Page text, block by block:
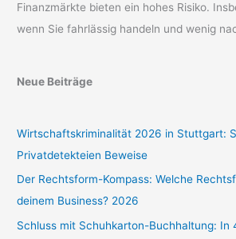
Finanzmärkte bieten ein hohes Risiko.
wenn Sie fahrlässig handeln und wenig
Neue Beiträge
Wirtschaftskriminalität 2026 in Stuttgart:
Privatdetekteien Beweise
Der Rechtsform-Kompass: Welche
deinem Business? 2026
Schluss mit Schuhkarton-Buchhaltung: In